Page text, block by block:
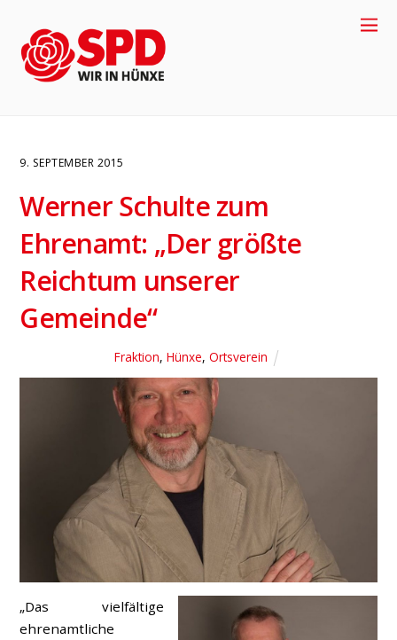
9. SEPTEMBER 2015
Werner Schulte zum
Ehrenamt: „Der größte
Reichtum unserer
Gemeinde“
Fraktion,Hünxe,Ortsverein
„Das vielfältige
ehrenamtliche